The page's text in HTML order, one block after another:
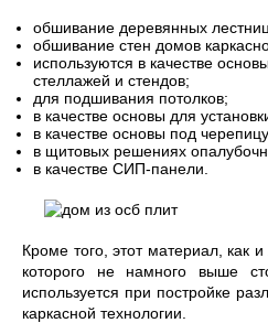
обшивание деревянных
обшивание стен домов
используются в качестве
стеллажей и стендов;
для подшивания потолков;
в качестве основы для
в качестве основы под
в щитовых решениях
в качестве СИП-панели.
Кроме того, этот материал, как и
которого не намного выше
используется при постройке
каркасной технологии.